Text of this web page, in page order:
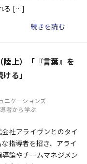
る […]
続きを読む
上）「『言葉』を
る」
ニケーションズ
者から学ぶ
社アライヴンとのタイ
指導者を招き、アライ
論やチームマネジメン